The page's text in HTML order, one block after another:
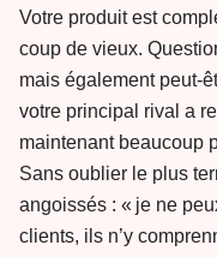
Votre produit est
coup de vieux.
mais également peut-
votre principal rival a
maintenant beaucoup
Sans oublier le plus
angoissés : « je ne
clients, ils n’y